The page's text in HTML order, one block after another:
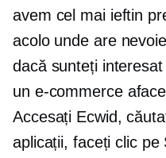
avem cel mai ieftin
acolo unde are
dacă sunteți
un e-commerce
Accesați Ecwid,
aplicații, faceți clic pe